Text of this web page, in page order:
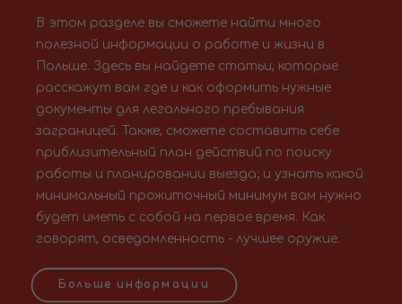
В этом разделе вы сможете найти много
полезной информации о работе и жизни в
Польше. Здесь вы найдете статьи, которые
расскажут вам где и как оформить нужные
документы для легального пребывания
заграницей. Также, сможете составить себе
приблизительный план действий по поиску
работы и планировании выезда; и узнать какой
минимальный прожиточный минимум вам нужно
будет иметь с собой на первое время. Как
говорят, осведомленность - лучшее оружие.
Больше информации